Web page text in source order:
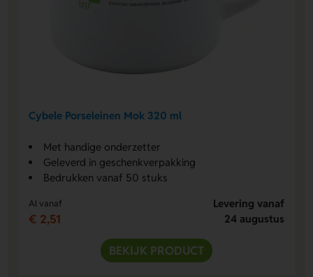
Cybele Porseleinen Mok 320 ml
Met handige onderzetter
Geleverd in geschenkverpakking
Bedrukken vanaf 50 stuks
Al vanaf
€ 2,51
Levering vanaf
24 augustus
BEKIJK PRODUCT